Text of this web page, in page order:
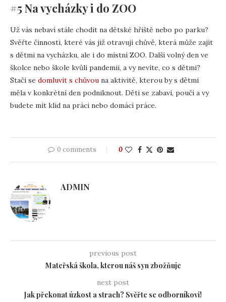
#5 Na vycházky i do ZOO
Už vás nebaví stále chodit na dětské hřiště nebo po parku?
Svěřte činnosti, které vás již otravují chůvě, která může zajít
s dětmi na vycházku, ale i do místní ZOO. Další volný den ve
školce nebo škole kvůli pandemii, a vy nevíte, co s dětmi?
Stačí se domluvit s chůvou na aktivitě, kterou by s dětmi
měla v konkrétní den podniknout. Děti se zabaví, poučí a vy
budete mít klid na práci nebo domácí práce.
0 comments 0
ADMIN
previous post
Mateřská škola, kterou náš syn zbožňuje
next post
Jak překonat úzkost a strach? Svěřte se odborníkovi!